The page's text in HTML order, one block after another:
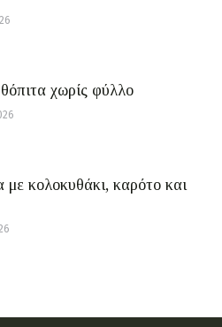
χωρίς φύλλο
με κολοκυθάκι, καρότο και